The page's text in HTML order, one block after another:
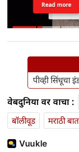
Read more
पीव्ही सिंधूचा
वेबदुनिया वर वाचा :
बॉलीवूड
मराठी